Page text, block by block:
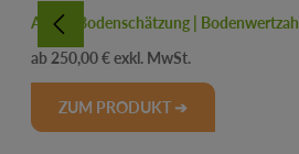
ALKIS Bodenschätzung |
Regulärer Preis:
250,00 €
ZUM PRODUKT ➔